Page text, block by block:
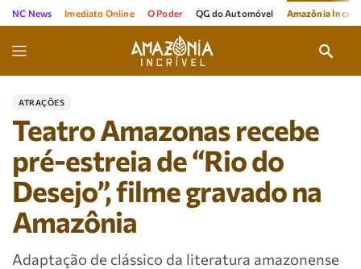
NC News Imediato Online O Poder QG do Automóvel Amazônia
ATRAÇÕES
Teatro Amazonas recebe
pré-estreia de “Rio do
Desejo”, filme gravado na
Amazônia
Adaptação de clássico da literatura amazonense